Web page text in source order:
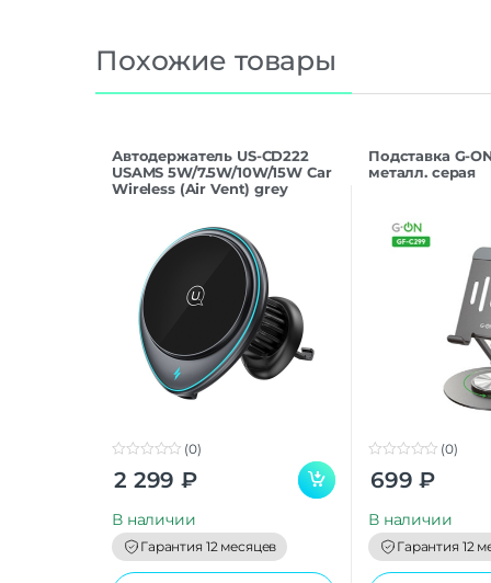
Похожие товары
Автодержатель US-CD222
USAMS 5W/7.5W/10W/15W Car
Wireless (Air Vent) grey
o
o
(0)
2 299 ₽
В наличии
Гарантия 12 месяцев
Подставка G-
металл. серая
o
o
(0)
699 ₽
В наличии
Гарантия 12